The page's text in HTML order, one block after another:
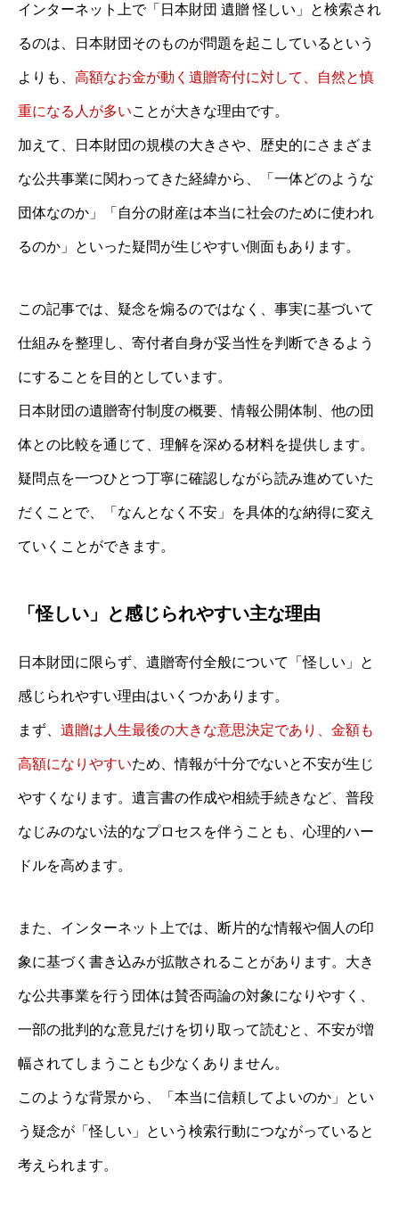
インターネット上で「日本財団 遺贈 怪しい」と検索され
るのは、日本財団そのものが問題を起こしているという
よりも、 高額なお金が動く遺贈寄付に対して、自然と慎
重になる人が多いことが大きな理由です。
加えて、日本財団の規模の大きさや、歴史的にさまざま
な公共事業に関わってきた経緯から、「一体どのような
団体なのか」「自分の財産は本当に社会のために使われ
るのか」といった疑問が生じやすい側面もあります。
この記事では、疑念を煽るのではなく、事実に基づいて
仕組みを整理し、寄付者自身が妥当性を判断できるよう
にすることを目的としています。
日本財団の遺贈寄付制度の概要、情報公開体制、他の団
体との比較を通じて、理解を深める材料を提供します。
疑問点を一つひとつ丁寧に確認しながら読み進めていた
だくことで、「なんとなく不安」を具体的な納得に変え
ていくことができます。
「怪しい」と感じられやすい主な理由
日本財団に限らず、遺贈寄付全般について「怪しい」と
感じられやすい理由はいくつかあります。
まず、 遺贈は人生最後の大きな意思決定であり、金額も
高額になりやすいため、情報が十分でないと不安が生じ
やすくなります。遺言書の作成や相続手続きなど、普段
なじみのない法的なプロセスを伴うことも、心理的ハー
ドルを高めます。
また、インターネット上では、断片的な情報や個人の印
象に基づく書き込みが拡散されることがあります。大き
な公共事業を行う団体は賛否両論の対象になりやすく、
一部の批判的な意見だけを切り取って読むと、不安が増
幅されてしまうことも少なくありません。
このような背景から、「本当に信頼してよいのか」とい
う疑念が「怪しい」という検索行動につながっていると
考えられます。